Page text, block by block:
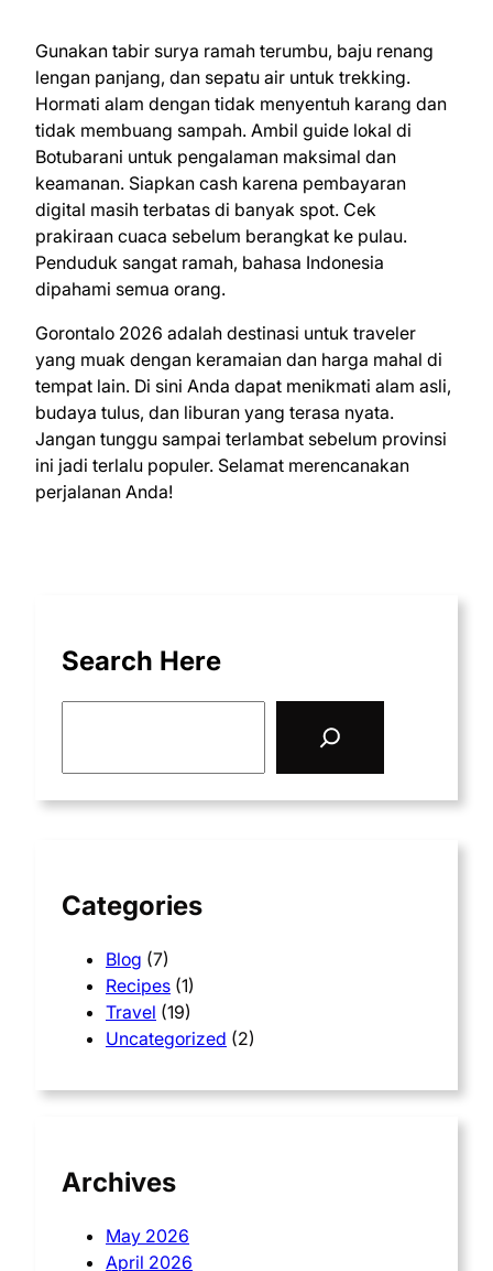
Gunakan tabir surya ramah terumbu, baju renang
lengan panjang, dan sepatu air untuk trekking.
Hormati alam dengan tidak menyentuh karang dan
tidak membuang sampah. Ambil guide lokal di
Botubarani untuk pengalaman maksimal dan
keamanan. Siapkan cash karena pembayaran
digital masih terbatas di banyak spot. Cek
prakiraan cuaca sebelum berangkat ke pulau.
Penduduk sangat ramah, bahasa Indonesia
dipahami semua orang.
Gorontalo 2026 adalah destinasi untuk traveler
yang muak dengan keramaian dan harga mahal di
tempat lain. Di sini Anda dapat menikmati alam asli,
budaya tulus, dan liburan yang terasa nyata.
Jangan tunggu sampai terlambat sebelum provinsi
ini jadi terlalu populer. Selamat merencanakan
perjalanan Anda!
Search Here
Categories
Blog (7)
Recipes (1)
Travel (19)
Uncategorized (2)
Archives
May 2026
April 2026